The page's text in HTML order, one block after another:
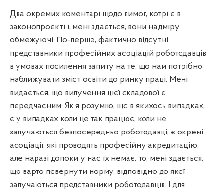
Два окремих коментарі щодо вимог, котрі є в
законопроекті і, мені здається, вони надміру
обмежуючі. По-перше, фактично відсутні
представники професійних асоціацій роботодавців
в умовах посилення запиту на те, що нам потрібно
наближувати зміст освіти до ринку праці. Мені
видається, що вилучення цієї складової є
передчасним. Як я розумію, що в якихось випадках,
є у випадках коли це так працює, коли не
залучаються безпосередньо роботодавці, є окремі
асоціації, які проводять професійну акредитацію,
але наразі допоки у нас їх немає, то, мені здається,
що варто повернути норму, відповідно до якої
залучаються представники роботодавців. І для